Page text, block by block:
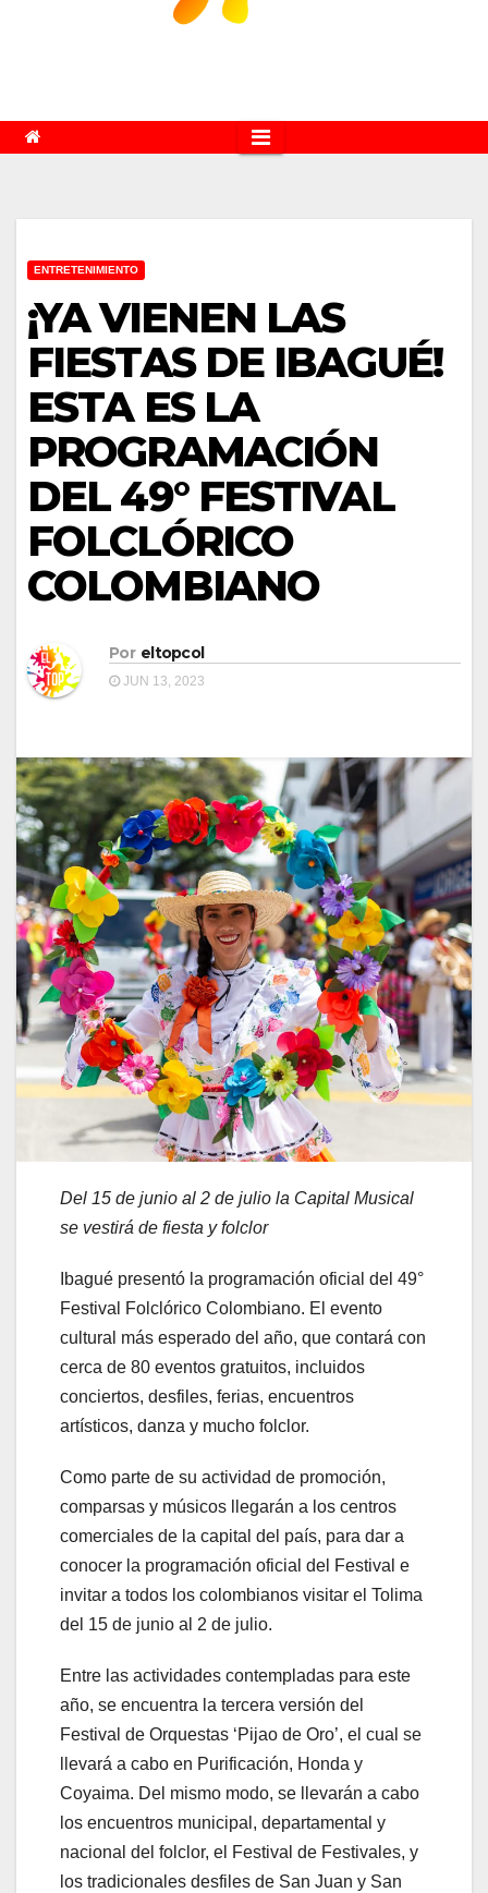
ENTRETENIMIENTO
¡YA VIENEN LAS
FIESTAS DE IBAGUÉ!
ESTA ES LA
PROGRAMACIÓN
DEL 49° FESTIVAL
FOLCLÓRICO
COLOMBIANO
Por eltopcol
JUN 13, 2023
Del 15 de junio al 2 de julio la Capital Musical
se vestirá de fiesta y folclor
Ibagué presentó la programación oficial del 49°
Festival Folclórico Colombiano. El evento
cultural más esperado del año, que contará con
cerca de 80 eventos gratuitos, incluidos
conciertos, desfiles, ferias, encuentros
artísticos, danza y mucho folclor.
Como parte de su actividad de promoción,
comparsas y músicos llegarán a los centros
comerciales de la capital del país, para dar a
conocer la programación oficial del Festival e
invitar a todos los colombianos visitar el Tolima
del 15 de junio al 2 de julio.
Entre las actividades contempladas para este
año, se encuentra la tercera versión del
Festival de Orquestas ‘Pijao de Oro’, el cual se
llevará a cabo en Purificación, Honda y
Coyaima. Del mismo modo, se llevarán a cabo
los encuentros municipal, departamental y
nacional del folclor, el Festival de Festivales, y
los tradicionales desfiles de San Juan y San